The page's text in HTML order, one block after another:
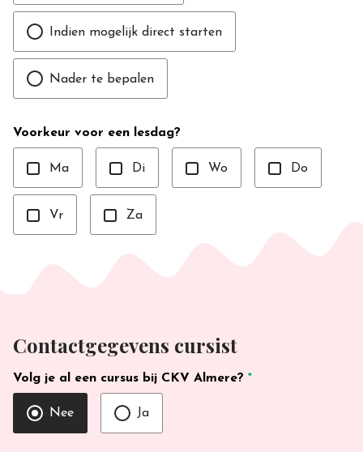
Indien mogelijk direct starten
Nader te bepalen
Voorkeur voor een lesdag?
Ma Di Wo Do
Vr Za
Contactgegevens cursist
Volg je al een cursus bij CKV Almere? *
Nee Ja